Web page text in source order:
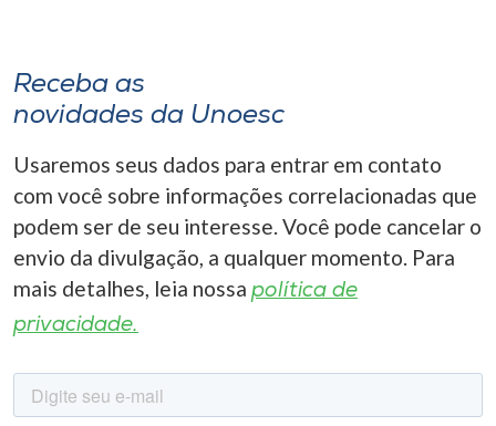
Receba as
novidades da Unoesc
Usaremos seus dados para entrar em contato
com você sobre informações correlacionadas que
podem ser de seu interesse. Você pode cancelar o
envio da divulgação, a qualquer momento. Para
mais detalhes, leia nossa política de
privacidade.